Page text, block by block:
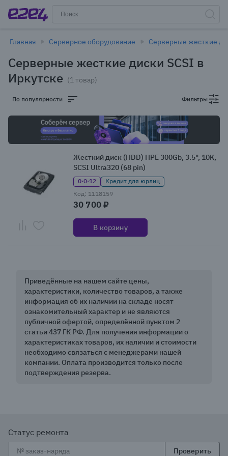
Главная Серверное оборудование Серверные жесткие
Серверные жесткие диски SCSI в
Иркутске (1 товар)
По популярности Фильтры
Жесткий диск (HDD) HPE 300Gb, 3.5", 10K,
SCSI Ultra320 (68 pin)
0·0·12
Кредит для юрлиц
Код: 1118159
30 700 ₽
В корзину
Приведённые на нашем сайте цены,
характеристики, количество товаров, а также
информация об их наличии на складе носят
ознакомительный характер и не являются
публичной офертой, определённой пунктом 2
статьи 437 ГК РФ. Для получения информации о
характеристиках товаров, их наличии и стоимости
необходимо связаться с менеджерами нашей
компании. Оплата производится только после
подтверждения резерва.
Статус ремонта
Проверить